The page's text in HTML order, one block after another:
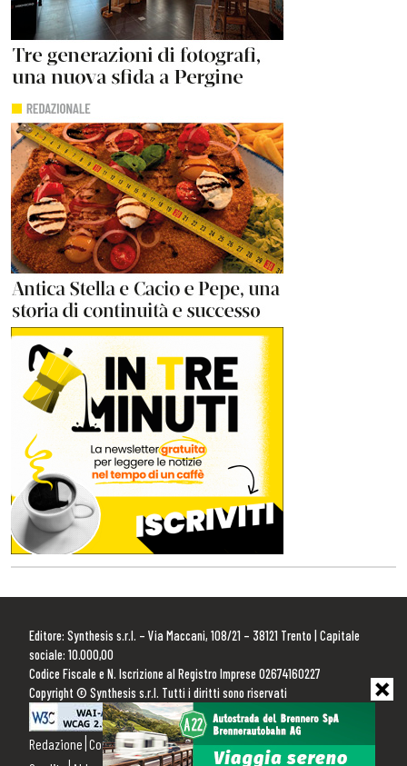
Editore: Synthesis s.r.l. – Via Maccani, 108/21 – 38121 Trento | Capitale
sociale: 10.000,00
Codice Fiscale e N. Iscrizione al Registro Imprese 02674160227
Copyright © Synthesis s.r.l. Tutti i diritti sono riservati
Redazione Contattaci Pubblicità Privacy Policy Cookie Policy